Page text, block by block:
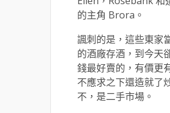
的主角 Brora。
諷刺的是，這些東家
的酒廠存酒，到今天
錢最好賣的，有價更
不應求之下還造就了
不，是二手市場。